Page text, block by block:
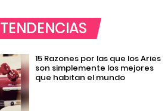
TENDENCIAS
15 Razones por las que los Aries
son simplemente los mejores
que habitan el mundo